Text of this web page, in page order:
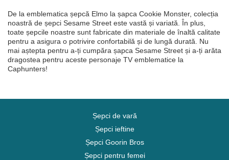
De la emblematica șepcă Elmo la șapca Cookie Monster, colecția
noastră de șepci Sesame Street este vastă și variată. În plus,
toate șepcile noastre sunt fabricate din materiale de înaltă calitate
pentru a asigura o potrivire confortabilă și de lungă durată. Nu
mai aștepta pentru a-ți cumpăra șapca Sesame Street și a-ți arăta
dragostea pentru aceste personaje TV emblematice la
Caphunters!
Șepci de vară
Șepci ieftine
Șepci Goorin Bros
Șepci pentru femei